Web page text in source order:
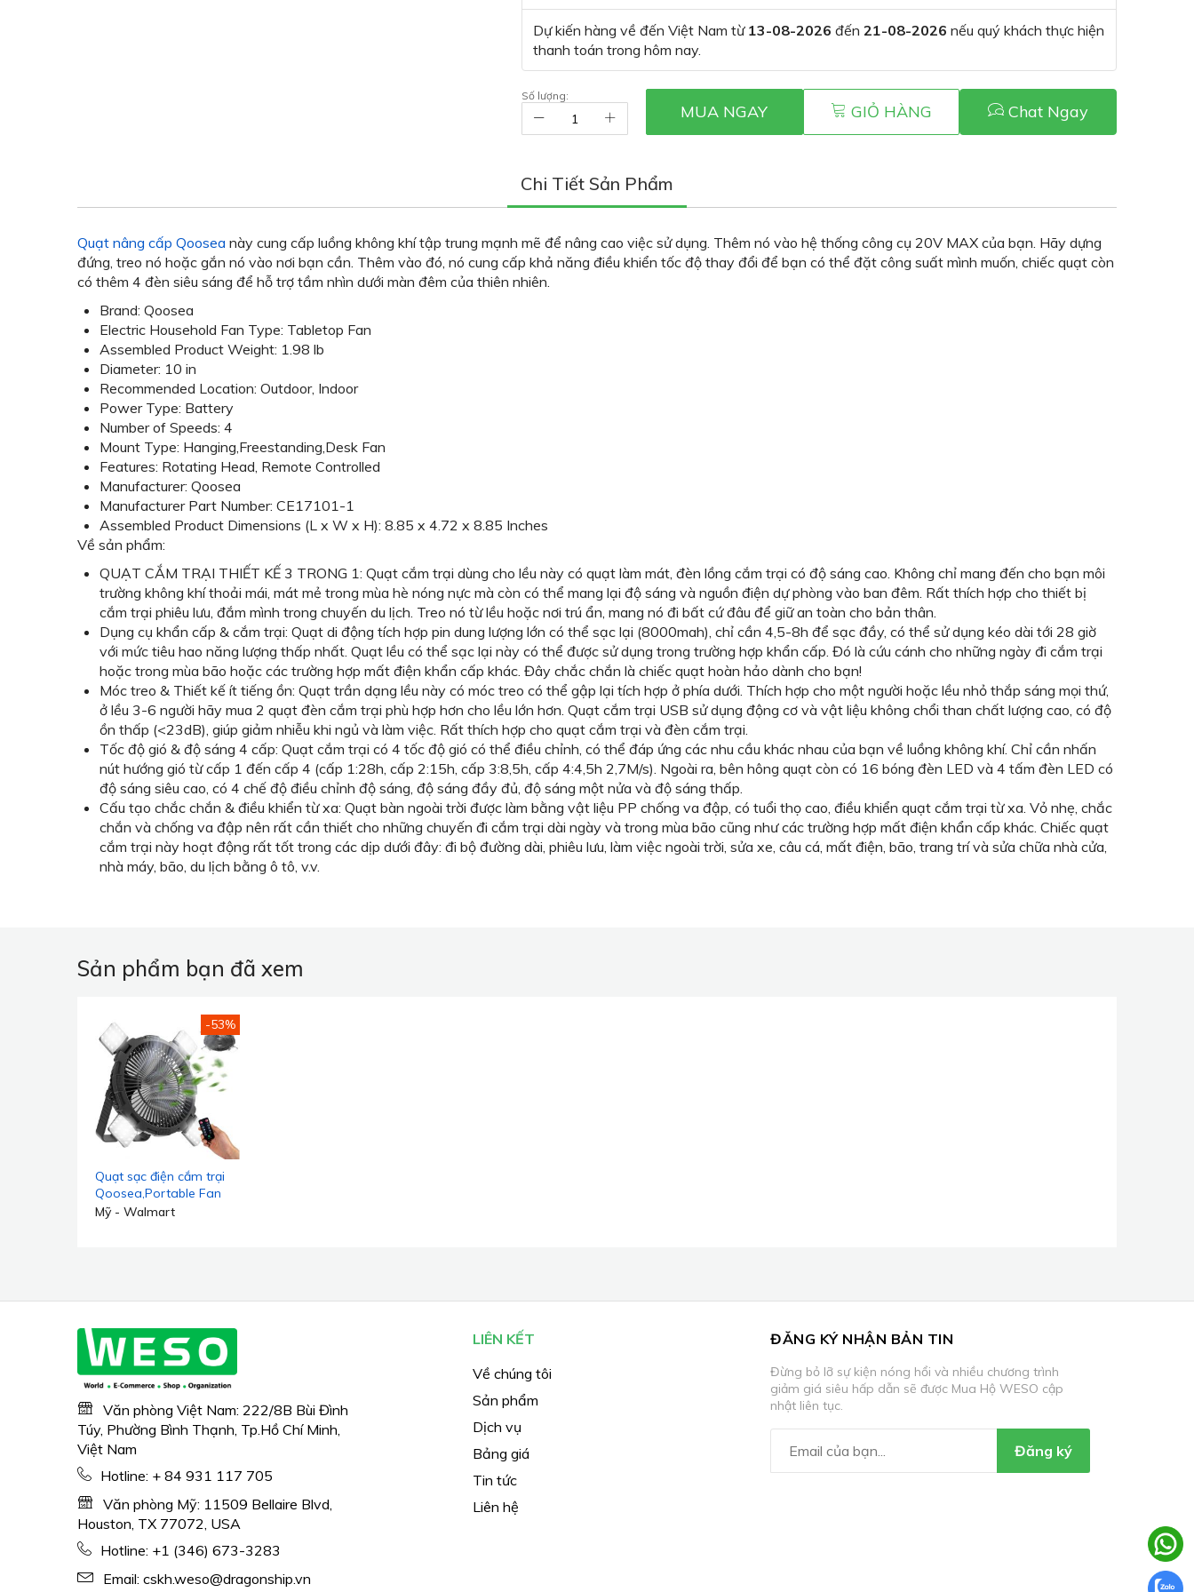
Dự kiến hàng về đến Việt Nam từ 13-08-2026 đến 21-08-2026 nếu quý khách thực hiện
thanh toán trong hôm nay.
Số lượng:
MUA NGAY GIỎ HÀNG Chat Ngay
Chi Tiết Sản Phẩm
Quạt nâng cấp Qoosea này cung cấp luồng không khí tập trung mạnh mẽ để nâng cao việc sử dụng. Thêm nó vào hệ thống công cụ 20V MAX của bạn. Hãy dựng
đứng, treo nó hoặc gắn nó vào nơi bạn cần. Thêm vào đó, nó cung cấp khả năng điều khiển tốc độ thay đổi để bạn có thể đặt công suất mình muốn, chiếc quạt còn
có thêm 4 đèn siêu sáng để hỗ trợ tầm nhìn dưới màn đêm của thiên nhiên.
Brand: Qoosea
Electric Household Fan Type: Tabletop Fan
Assembled Product Weight: 1.98 lb
Diameter: 10 in
Recommended Location: Outdoor, Indoor
Power Type: Battery
Number of Speeds: 4
Mount Type: Hanging,Freestanding,Desk Fan
Features: Rotating Head, Remote Controlled
Manufacturer: Qoosea
Manufacturer Part Number: CE17101-1
Assembled Product Dimensions (L x W x H): 8.85 x 4.72 x 8.85 Inches
Về sản phẩm:
QUẠT CẮM TRẠI THIẾT KẾ 3 TRONG 1: Quạt cắm trại dùng cho lều này có quạt làm mát, đèn lồng cắm trại có độ sáng cao. Không chỉ mang đến cho bạn môi
trường không khí thoải mái, mát mẻ trong mùa hè nóng nực mà còn có thể mang lại độ sáng và nguồn điện dự phòng vào ban đêm. Rất thích hợp cho thiết bị
cắm trại phiêu lưu, đắm mình trong chuyến du lịch. Treo nó từ lều hoặc nơi trú ẩn, mang nó đi bất cứ đâu để giữ an toàn cho bản thân.
Dụng cụ khẩn cấp & cắm trại: Quạt di động tích hợp pin dung lượng lớn có thể sạc lại (8000mah), chỉ cần 4,5-8h để sạc đầy, có thể sử dụng kéo dài tới 28 giờ
với mức tiêu hao năng lượng thấp nhất. Quạt lều có thể sạc lại này có thể được sử dụng trong trường hợp khẩn cấp. Đó là cứu cánh cho những ngày đi cắm trại
hoặc trong mùa bão hoặc các trường hợp mất điện khẩn cấp khác. Đây chắc chắn là chiếc quạt hoàn hảo dành cho bạn!
Móc treo & Thiết kế ít tiếng ồn: Quạt trần dạng lều này có móc treo có thể gập lại tích hợp ở phía dưới. Thích hợp cho một người hoặc lều nhỏ thắp sáng mọi thứ,
ở lều 3-6 người hãy mua 2 quạt đèn cắm trại phù hợp hơn cho lều lớn hơn. Quạt cắm trại USB sử dụng động cơ và vật liệu không chổi than chất lượng cao, có độ
ồn thấp (<23dB), giúp giảm nhiễu khi ngủ và làm việc. Rất thích hợp cho quạt cắm trại và đèn cắm trại.
Tốc độ gió & độ sáng 4 cấp: Quạt cắm trại có 4 tốc độ gió có thể điều chỉnh, có thể đáp ứng các nhu cầu khác nhau của bạn về luồng không khí. Chỉ cần nhấn
nút hướng gió từ cấp 1 đến cấp 4 (cấp 1:28h, cấp 2:15h, cấp 3:8,5h, cấp 4:4,5h 2,7M/s). Ngoài ra, bên hông quạt còn có 16 bóng đèn LED và 4 tấm đèn LED có
độ sáng siêu cao, có 4 chế độ điều chỉnh độ sáng, độ sáng đầy đủ, độ sáng một nửa và độ sáng thấp.
Cấu tạo chắc chắn & điều khiển từ xa: Quạt bàn ngoài trời được làm bằng vật liệu PP chống va đập, có tuổi thọ cao, điều khiển quạt cắm trại từ xa. Vỏ nhẹ, chắc
chắn và chống va đập nên rất cần thiết cho những chuyến đi cắm trại dài ngày và trong mùa bão cũng như các trường hợp mất điện khẩn cấp khác. Chiếc quạt
cắm trại này hoạt động rất tốt trong các dịp dưới đây: đi bộ đường dài, phiêu lưu, làm việc ngoài trời, sửa xe, câu cá, mất điện, bão, trang trí và sửa chữa nhà cửa,
nhà máy, bão, du lịch bằng ô tô, v.v.
Sản phẩm bạn đã xem
-53%
Quạt sạc điện cắm trại
Qoosea,Portable Fan
Battery Operated fan,
Mỹ - Walmart
Văn phòng Việt Nam: 222/8B Bùi Đình
Túy, Phường Bình Thạnh, Tp.Hồ Chí Minh,
Việt Nam
Hotline: + 84 931 117 705
Văn phòng Mỹ: 11509 Bellaire Blvd,
Houston, TX 77072, USA
Hotline: +1 (346) 673-3283
Email: cskh.weso@dragonship.vn
LIÊN KẾT
Về chúng tôi
Sản phẩm
Dịch vụ
Bảng giá
Tin tức
Liên hệ
ĐĂNG KÝ NHẬN BẢN TIN
Đừng bỏ lỡ sự kiện nóng hổi và nhiều chương trình
giảm giá siêu hấp dẫn sẽ được Mua Hộ WESO cập
nhật liên tục.
Đăng ký